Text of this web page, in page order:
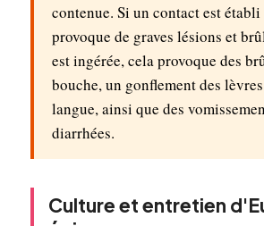
contenue. Si un contact est
provoque de graves lésions et
est ingérée, cela provoque des
bouche, un gonflement des
langue, ainsi que des
diarrhées.
Culture et entretien